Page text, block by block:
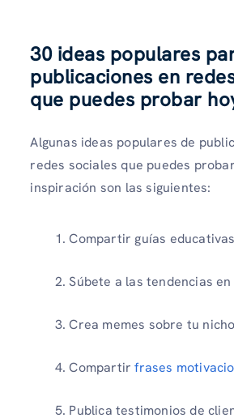
30 ideas populares
publicaciones en
que puedes probar
Algunas ideas populares de
redes sociales que puedes
inspiración son las siguientes:
Compartir guías educativas
Súbete a las tendencias
Crea memes sobre tu nicho
Compartirfrases
Publica testimonios de